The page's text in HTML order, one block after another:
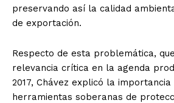
preservando así la calidad
de exportación.
Respecto de esta problemática,
relevancia crítica en la agenda
2017, Chávez explicó la
herramientas soberanas de